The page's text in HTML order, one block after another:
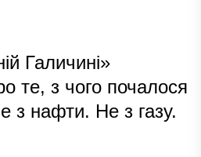
Галичині»
те, з чого почалося
з нафти. Не з газу.